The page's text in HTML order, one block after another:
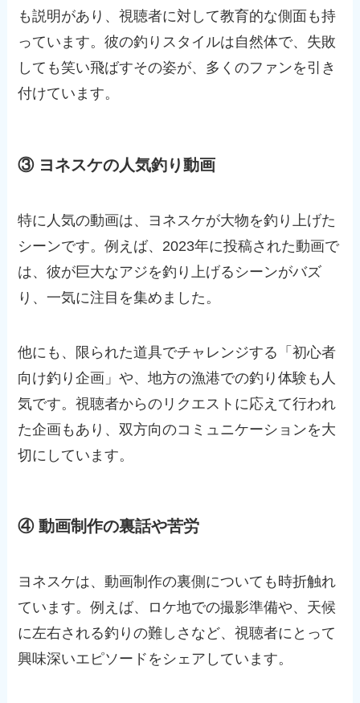
も説明があり、視聴者に対して教育的な側面も持
っています。彼の釣りスタイルは自然体で、失敗
しても笑い飛ばすその姿が、多くのファンを引き
付けています。
③ ヨネスケの人気釣り動画
特に人気の動画は、ヨネスケが大物を釣り上げた
シーンです。例えば、2023年に投稿された動画で
は、彼が巨大なアジを釣り上げるシーンがバズ
り、一気に注目を集めました。
他にも、限られた道具でチャレンジする「初心者
向け釣り企画」や、地方の漁港での釣り体験も人
気です。視聴者からのリクエストに応えて行われ
た企画もあり、双方向のコミュニケーションを大
切にしています。
④ 動画制作の裏話や苦労
ヨネスケは、動画制作の裏側についても時折触れ
ています。例えば、ロケ地での撮影準備や、天候
に左右される釣りの難しさなど、視聴者にとって
興味深いエピソードをシェアしています。